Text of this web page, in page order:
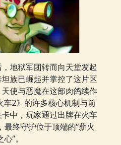
地狱军团转而向天堂发起
族已崛起并掌控了这片区
使与恶魔在这部肉鸽续作
车2》的许多核心机制与前
中，玩家通过出牌在火车
终守护位于顶端的“薪火
心”。